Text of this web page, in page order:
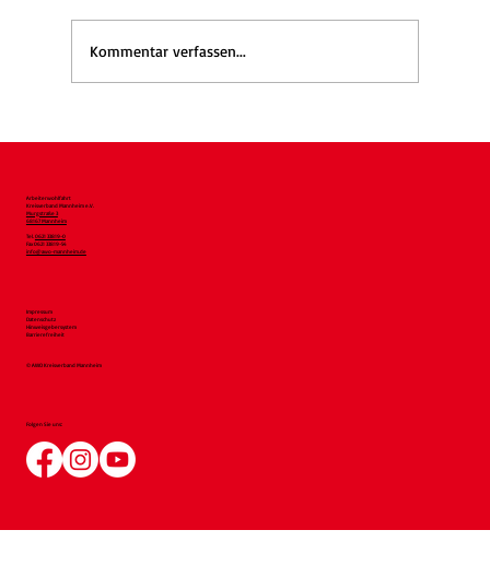
Kommentar verfassen...
Arbeiterwohlfahrt
Kreisverband Mannheim e.V.
Murgstraße 3
68167 Mannheim
Tel. 0621 33819-0
Fax 0621 33819-54
info@awo-mannheim.de
Impressum
Datenschutz
Hinweisgebersystem
Barrierefreiheit
© AWO Kreisverband Mannheim
Folgen Sie uns: